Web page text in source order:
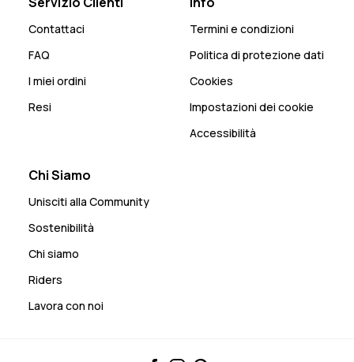
Contattaci
FAQ
I miei ordini
Resi
Termini e condizioni
Politica di protezione dati
Cookies
Impostazioni dei cookie
Accessibilità
Chi Siamo
Unisciti alla Community
Sostenibilità
Chi siamo
Riders
Lavora con noi